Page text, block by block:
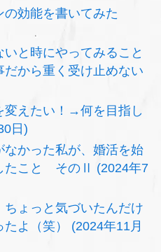
の効能を書いてみた
いと時にやってみること
だから重く受け止めない
変えたい！→何を目指し
日)
なかった私が、婚活を始
たこと そのⅡ (2024年7
ちょっと気づいたんだけ
よ（笑） (2024年11月